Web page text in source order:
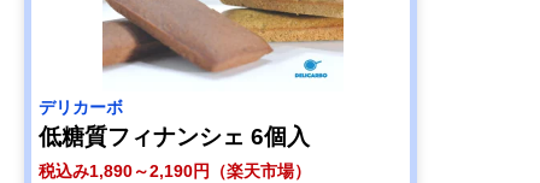
デリカーボ
低糖質フィナンシェ 6個入
税込み1,890～2,190円（楽天市場）